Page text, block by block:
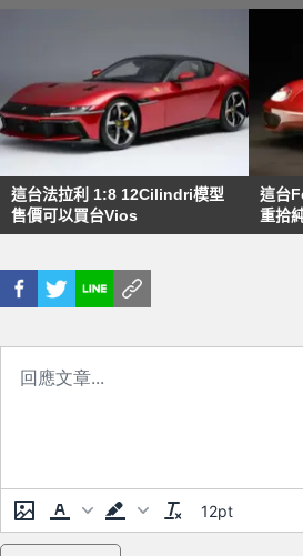
這台法拉利 1:8 12Cilindri模型
售價可以買台Vios
這台
重拾
12pt